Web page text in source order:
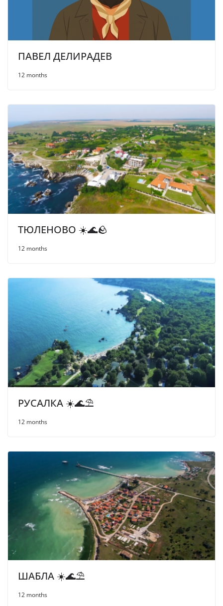
ПАВЕЛ ДЕЛИРАДЕВ
12 months
ТЮЛЕНОВО ☀️🌊🪨
12 months
РУСАЛКА ☀️🌊⛱
12 months
ШАБЛА ☀️🌊⛱
12 months